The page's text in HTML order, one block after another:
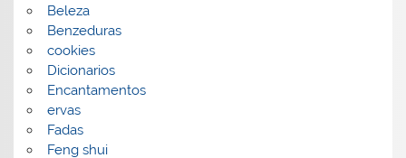
Beleza
Benzeduras
cookies
Dicionarios
Encantamentos
ervas
Fadas
Feng shui